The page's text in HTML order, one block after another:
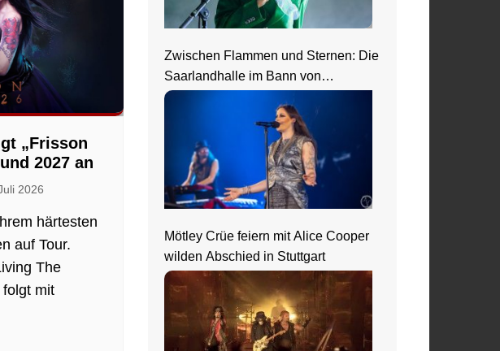
„Frisson
2027 an
2026
härtesten
auf Tour.
The
folgt mit
Zwischen Flammen und Sternen: Die
Saarlandhalle im Bann von
Nightwish
Mötley Crüe feiern mit Alice Cooper
wilden Abschied in Stuttgart